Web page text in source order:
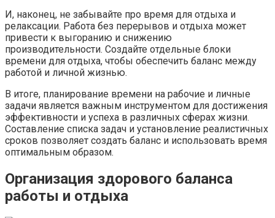
И, наконец, не забывайте про время для отдыха и
релаксации. Работа без перерывов и отдыха может
привести к выгоранию и снижению
производительности. Создайте отдельные блоки
времени для отдыха, чтобы обеспечить баланс между
работой и личной жизнью.
В итоге, планирование времени на рабочие и личные
задачи является важным инструментом для достижения
эффективности и успеха в различных сферах жизни.
Составление списка задач и установление реалистичных
сроков позволяет создать баланс и использовать время
оптимальным образом.
Организация здорового баланса
работы и отдыха